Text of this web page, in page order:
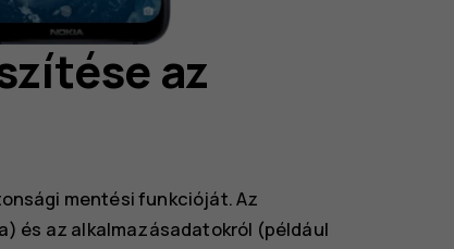
az
mentési funkcióját. Az
és az alkalmazásadatokról (például